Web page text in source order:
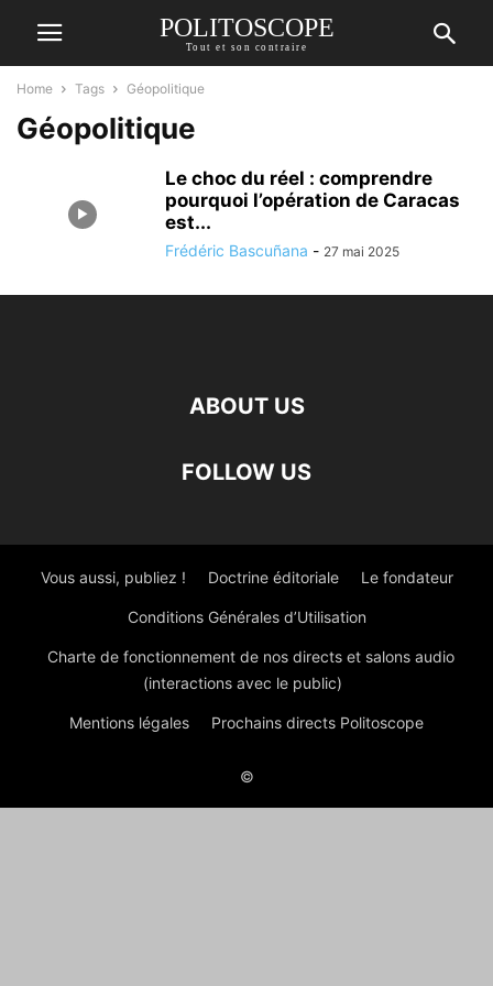
POLITOSCOPE
Tout et son contraire
Home Tags Géopolitique
Géopolitique
Le choc du réel : comprendre
pourquoi l’opération de Caracas
est...
Frédéric Bascuñana - 27 mai 2025
ABOUT US
FOLLOW US
Vous aussi, publiez ! Doctrine éditoriale Le fondateur
Conditions Générales d’Utilisation
Charte de fonctionnement de nos directs et salons audio
(interactions avec le public)
Mentions légales Prochains directs Politoscope
©